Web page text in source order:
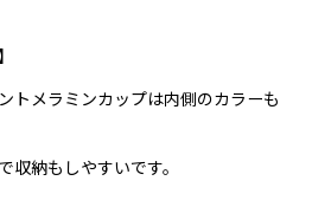
トメラミンカップは内側のカラーも
収納もしやすいです。